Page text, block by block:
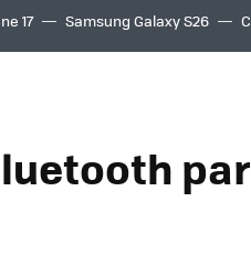
17 Samsung Galaxy S26